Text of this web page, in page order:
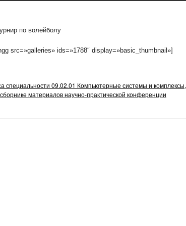
по волейболу
src=»galleries» ids=»1788″ display=»basic_thumbnail»]
специальности 09.02.01 Компьютерные системы и комплексы,
материалов научно-практической конференции